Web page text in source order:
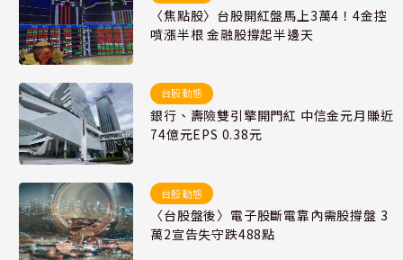
〈焦點股〉台股開紅盤馬上3萬4！4金控
噴漲半根 金融股撐起半邊天
台股動態
銀行、壽險雙引擎開門紅 中信金元月賺近
74億元EPS 0.38元
台股動態
〈台股盤後〉電子股斷電靠內需股撐盤 3
萬2宣告失守跌488點